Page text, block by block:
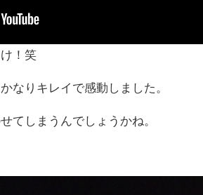
！笑
なりキレイで感動しました。
てしまうんでしょうかね。